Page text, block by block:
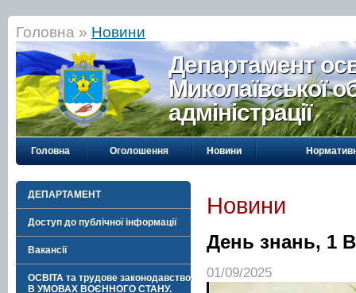
Головна » Новини
Департамент
Миколаївської
адміністрації
Головна Оголошення Новини
ДЕПАРТАМЕНТ
Доступ до публічної інформації
Вакансії
ОСВІТА та трудове законодавство
В УМОВАХ ВОЄННОГО СТАНУ.
Новини
День знань, 1
01/09/2025